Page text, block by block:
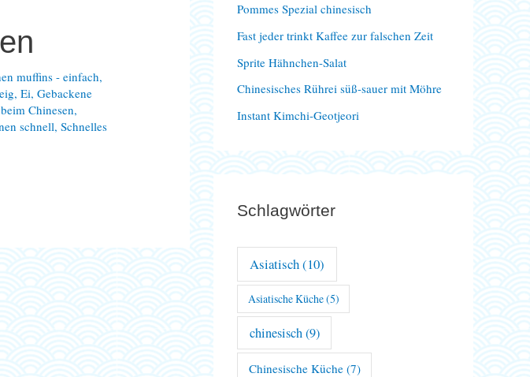
muffins - einfach,
,Ei,Gebackene
Chinesen,
schnell,Schnelles
c
h
:
Pommes Spezial chinesisch
Fast jeder trinkt Kaffee zur falschen Zeit
Sprite Hähnchen-Salat
Chinesisches Rührei süß-sauer mit Möhre
Instant Kimchi-Geotjeori
Schlagwörter
Asiatisch(10)
Asiatische Küche(5)
chinesisch(9)
Chinesische Küche(7)